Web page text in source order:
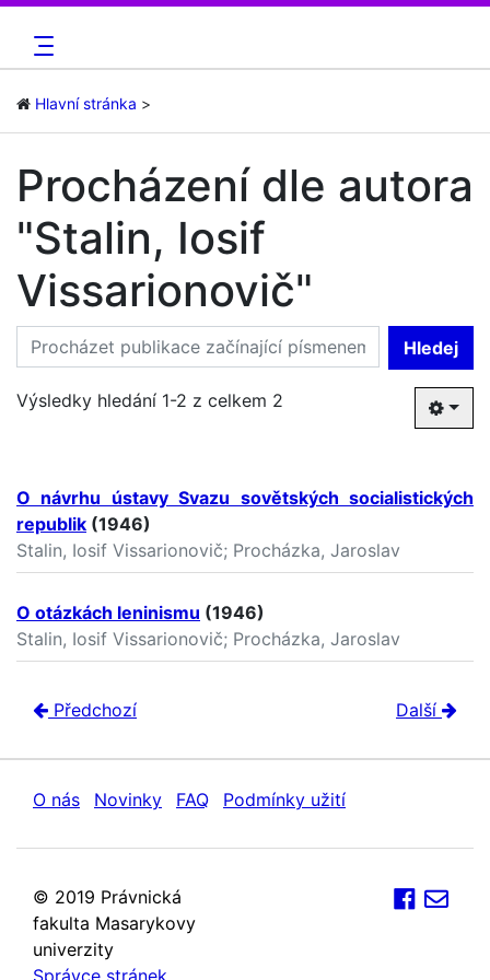
Hlavní stránka
Procházení dle autora
"Stalin, Iosif
Vissarionovič"
Hledej
Výsledky hledání 1-2 z celkem 2
O návrhu ústavy Svazu sovětských socialistických
republik (1946)
Stalin, Iosif Vissarionovič; Procházka, Jaroslav
O otázkách leninismu (1946)
Stalin, Iosif Vissarionovič; Procházka, Jaroslav
Předchozí Další
O nás Novinky FAQ Podmínky užití
© 2019 Právnická
fakulta Masarykovy
univerzity
Správce stránek